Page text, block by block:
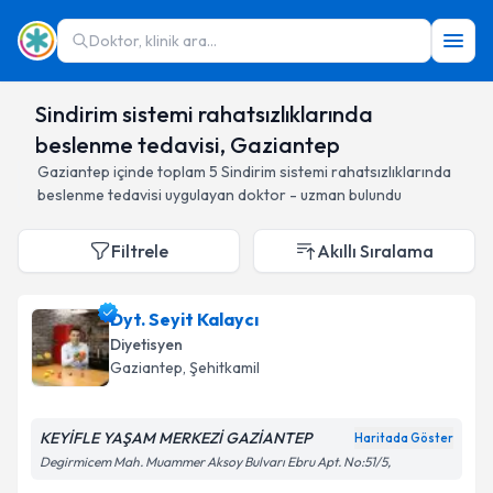
Doktor, klinik ara...
Sindirim sistemi rahatsızlıklarında
beslenme tedavisi, Gaziantep
Gaziantep içinde toplam 5 Sindirim sistemi rahatsızlıklarında
beslenme tedavisi uygulayan doktor - uzman bulundu
Filtrele Akıllı Sıralama
Dyt. Seyit Kalaycı
Diyetisyen
Gaziantep, Şehitkamil
KEYİFLE YAŞAM MERKEZİ GAZİANTEP Haritada Göster
Degirmicem Mah. Muammer Aksoy Bulvarı Ebru Apt. No:51/5,